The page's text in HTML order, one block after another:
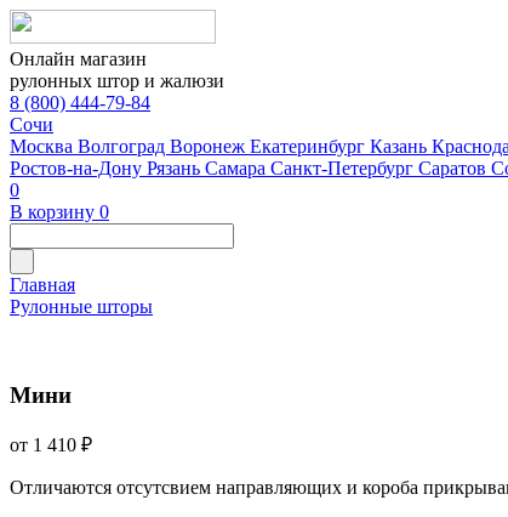
Онлайн магазин
рулонных штор и жалюзи
8 (800) 444-79-84
Сочи
Москва Волгоград Воронеж Екатеринбург Казань
Ростов-на-Дону Рязань Самара Санкт-Петербург Саратов
0
В корзину 0
Главная
Рулонные шторы
Мини
от 1 410 ₽
Отличаются отсутсвием направляющих и короба